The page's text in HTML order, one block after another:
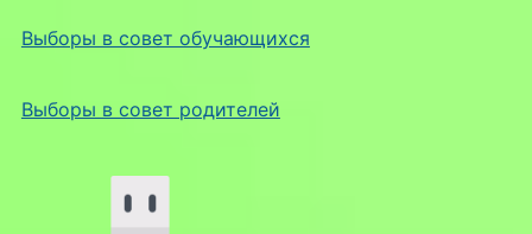
Выборы в совет обучающихся
Выборы в совет родителей